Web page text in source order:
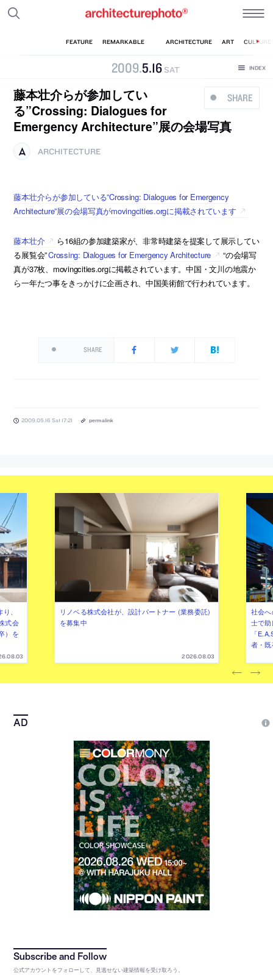
2009.5.16 SAT
SHARE
藤本壮介らが参加してい
る”Crossing: Dialogues for
Emergency Architecture”展の会場写真
ARCHITECTURE
藤本壮介らが参加している”Crossing: Dialogues for Emergency
Architecture”展の会場写真がmovingcities.orgに掲載されています
藤本壮介
ら16組の参加建築家が、非常時建築を提案して展示してい
る展覧会”Crossing: Dialogues for Emergency Architecture
“の会場写
真が37枚、movingcities.orgに掲載されています。中国・文川の地震か
ら一年たつ事をきっかけに企画され、中国美術館で行われています。
SHARE
2009.05.16 Sat 17:21 permalink
、
式会
）を
リノベる株式会社が、設計パートナー (業務委託)
を募集中
2026.08.03
社会
士で
「
者・
公式アカウントをフォローして、見逃せない建築情報を受け取ろう。